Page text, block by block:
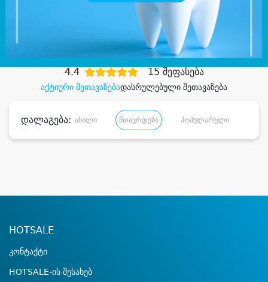
სასურველი მომსახურება
დიდი დანაზოგით
აქტიური შეთავაზებადასრულებული შეთავაზება
4.4 15 შეფასება
დალაგება: ახალი მთავრდება პოპულარული
HOTSALE
კონტაქტი
HOTSALE-ის შესახებ